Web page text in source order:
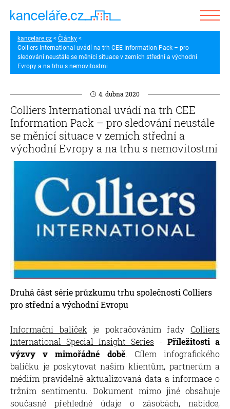
kancelare.cz
Články
Colliers International uvádí na trh CEE Information Pack – pro
sledování neustále se měnící situace v zemích střední a východní
Evropy a na trhu s nemovitostmi
4. dubna 2020
Colliers International uvádí na trh CEE
Information Pack – pro sledování neustále
se měnící situace v zemích střední a
východní Evropy a na trhu s nemovitostmi
Druhá část série průzkumu trhu společnosti Colliers
pro střední a východní Evropu
Informační balíček je pokračováním řadyColliers
International Special Insight Series - Příležitosti a
výzvy v mimořádné době. Cílem infografického
balíčku je poskytovat našim klientům, partnerům a
médiím pravidelně aktualizovaná data a informace o
tržním sentimentu. Dokument mimo jiné obsahuje
současné přehledné údaje o zásobách, nabídce,